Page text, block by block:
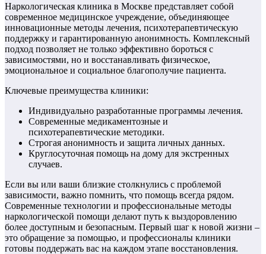
Наркологическая клиника в Москве представляет собой
современное медицинское учреждение, объединяющее
инновационные методы лечения, психотерапевтическую
поддержку и гарантированную анонимность. Комплексный
подход позволяет не только эффективно бороться с
зависимостями, но и восстанавливать физическое,
эмоциональное и социальное благополучие пациента.
Ключевые преимущества клиники:
Индивидуально разработанные программы лечения.
Современные медикаментозные и
психотерапевтические методики.
Строгая анонимность и защита личных данных.
Круглосуточная помощь на дому для экстренных
случаев.
Если вы или ваши близкие столкнулись с проблемой
зависимости, важно помнить, что помощь всегда рядом.
Современные технологии и профессиональные методы
наркологической помощи делают путь к выздоровлению
более доступным и безопасным. Первый шаг к новой жизни –
это обращение за помощью, и профессионалы клиники
готовы поддержать вас на каждом этапе восстановления.